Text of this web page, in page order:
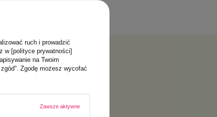
ruch i prowadzić
w [polityce prywatności]
na Twoim
Zgodę możesz wycofać
Zawsze aktywne